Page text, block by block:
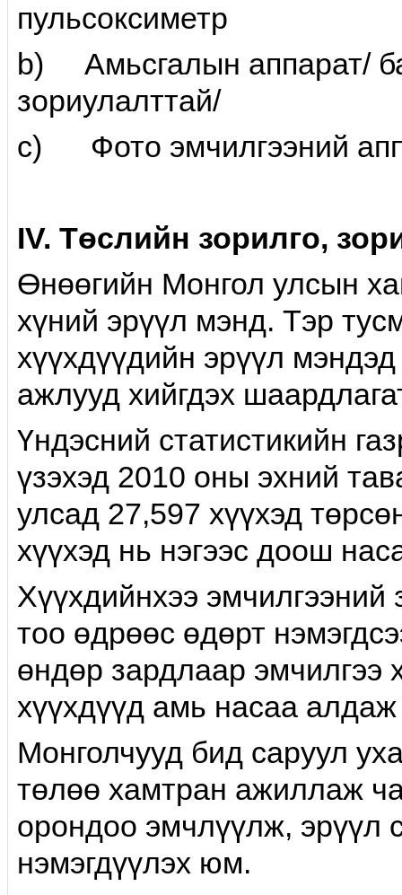
пульсоксиметр
b) Амьсгалын аппарат/
зориулалттай/
c) Фото эмчилгээний
IV. Төслийн зорилго,
Өнөөгийн Монгол улсын
хүний эрүүл мэнд. Тэр
хүүхдүүдийн эрүүл
ажлууд хийгдэх
Үндэсний статистикийн
үзэхэд 2010 оны эхний
улсад 27,597 хүүхэд
хүүхэд нь нэгээс доош
Хүүхдийнхээ
тоо өдрөөс өдөрт
өндөр зардлаар эмчилгээ
хүүхдүүд амь насаа
Монголчууд бид саруул
төлөө хамтран ажиллаж
орондоо эмчлүүлж, эрүүл
нэмэгдүүлэх юм.